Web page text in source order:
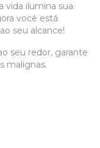
vida ilumina sua
você está
seu alcance!
seu redor, garante
malignas.